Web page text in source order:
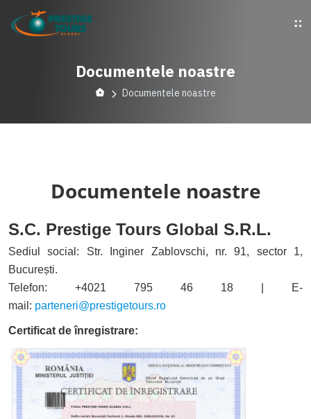
Documentele noastre
Documentele noastre
Documentele noastre
S.C. Prestige Tours Global S.R.L.
Sediul social: Str. Inginer Zablovschi, nr. 91, sector 1,
București.
Telefon: +4021 795 46 18 | E-
mail: parteneri@prestigetours.ro
Certificat de înregistrare: